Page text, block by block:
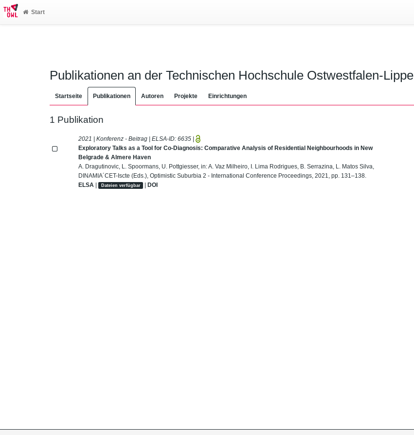
Start
Publikationen an der Technischen Hochschule Ostwestfalen-Lippe
Startseite Publikationen Autoren Projekte Einrichtungen
1 Publikation
2021 | Konferenz - Beitrag | ELSA-ID:6635 |
Exploratory Talks as a Tool for Co-Diagnosis: Comparative Analysis of Residential Neighbourhoods in New
Belgrade & Almere Haven
A. Dragutinovic, L. Spoormans, U. Pottgiesser, in: A. Vaz Milheiro, I. Lima Rodrigues, B. Serrazina, L. Matos Silva,
DINAMIA´CET-Iscte (Eds.), Optimistic Suburbia 2 - International Conference Proceedings, 2021, pp. 131–138.
ELSA | Dateien verfügbar |DOI